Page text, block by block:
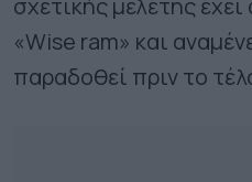
σχετικής μελέτης έχει
«Wise ram» και
παραδοθεί πριν το